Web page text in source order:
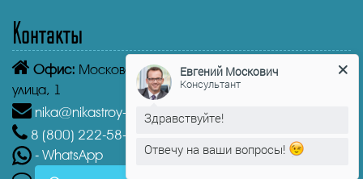
Контакты
Офис: Московская область, Истра, Пролетарская
улица, 1
nika@nikastroy-msk.ru
8 (800) 222-58-30
- WhatsApp
Евгений Москович
Консультант
Здравствуйте!
печатает...